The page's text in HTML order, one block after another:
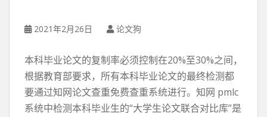
2021年2月26日 论文狗
本科毕业论文的复制率必须控制在20%至30%之间，
根据教育部要求，所有本科毕业论文的最终检测都
要通过知网论文查重免费查重系统进行。知网 pmlc
系统中检测本科毕业生的“大学生论文联合对比库”是